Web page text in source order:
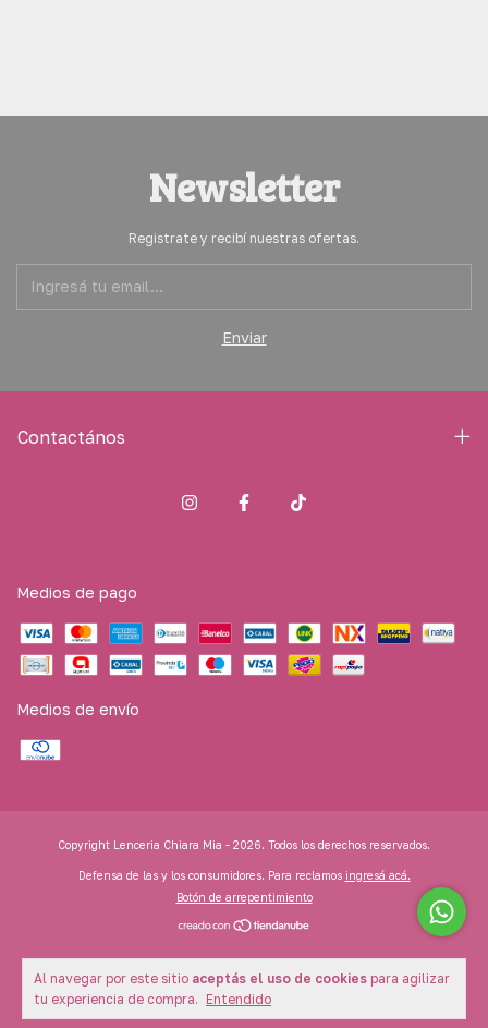
Al navegar por este sitio aceptás el uso de cookies para agilizar
tu experiencia de compra. Entendido
Newsletter
Registrate y recibí nuestras ofertas.
Contactános
Medios de pago
Medios de envío
Copyright Lenceria Chiara Mia - 2026. Todos los derechos reservados.
Defensa de las y los consumidores. Para reclamos ingresá acá.
Botón de arrepentimiento